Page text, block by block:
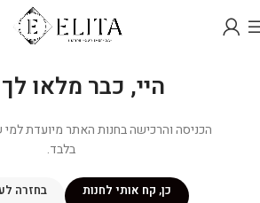
היי, כבר מלאו לך 18?
בלבד.
כן, קח אותי לחנות בחזרה